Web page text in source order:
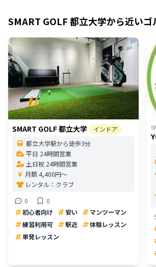
SMART GOLF 都立大学から近いゴ
SMART GOLF 都立大学
インドア
都立大学駅から徒歩3分
平日 24時間営業
土日祝 24時間営業
月額 4,400円〜
レンタル： クラブ
0
0
初心者向け
安い
マンツーマン
練習利用可
駅近
体験レッスン
単発レッスン